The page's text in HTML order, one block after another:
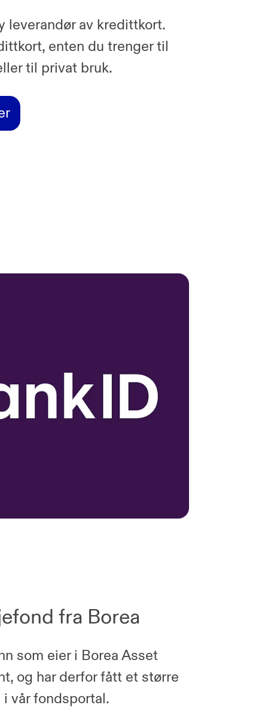
leverandør av kredittkort.
enten du trenger til
til privat bruk.
fra Borea
som eier i Borea Asset
og har derfor fått et større
vår fondsportal.